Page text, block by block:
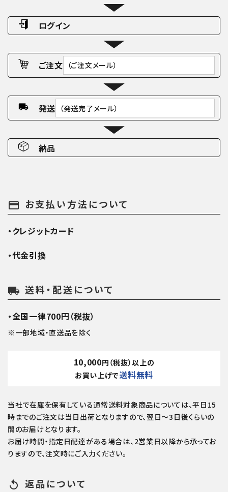
ログイン
ご注文 （ご注文メール）
発送 （発送完了メール）
納品
payment お支払い方法について
・クレジットカード
・代金引換
local_shipping 送料・配送について
・全国一律700円（税抜）
※一部地域・直送品を除く
10,000円（税抜）以上の
お買い上げで送料無料
当社で在庫を保有している通常送料対象商品については、平日15
時までのご注文は当日出荷となりますので、翌日～3日後くらいの
間のお届けとなります。
お届け時間・指定日配達がある場合は、2営業日以降から承ってお
りますので、注文時にご入力ください。
replay 返品について